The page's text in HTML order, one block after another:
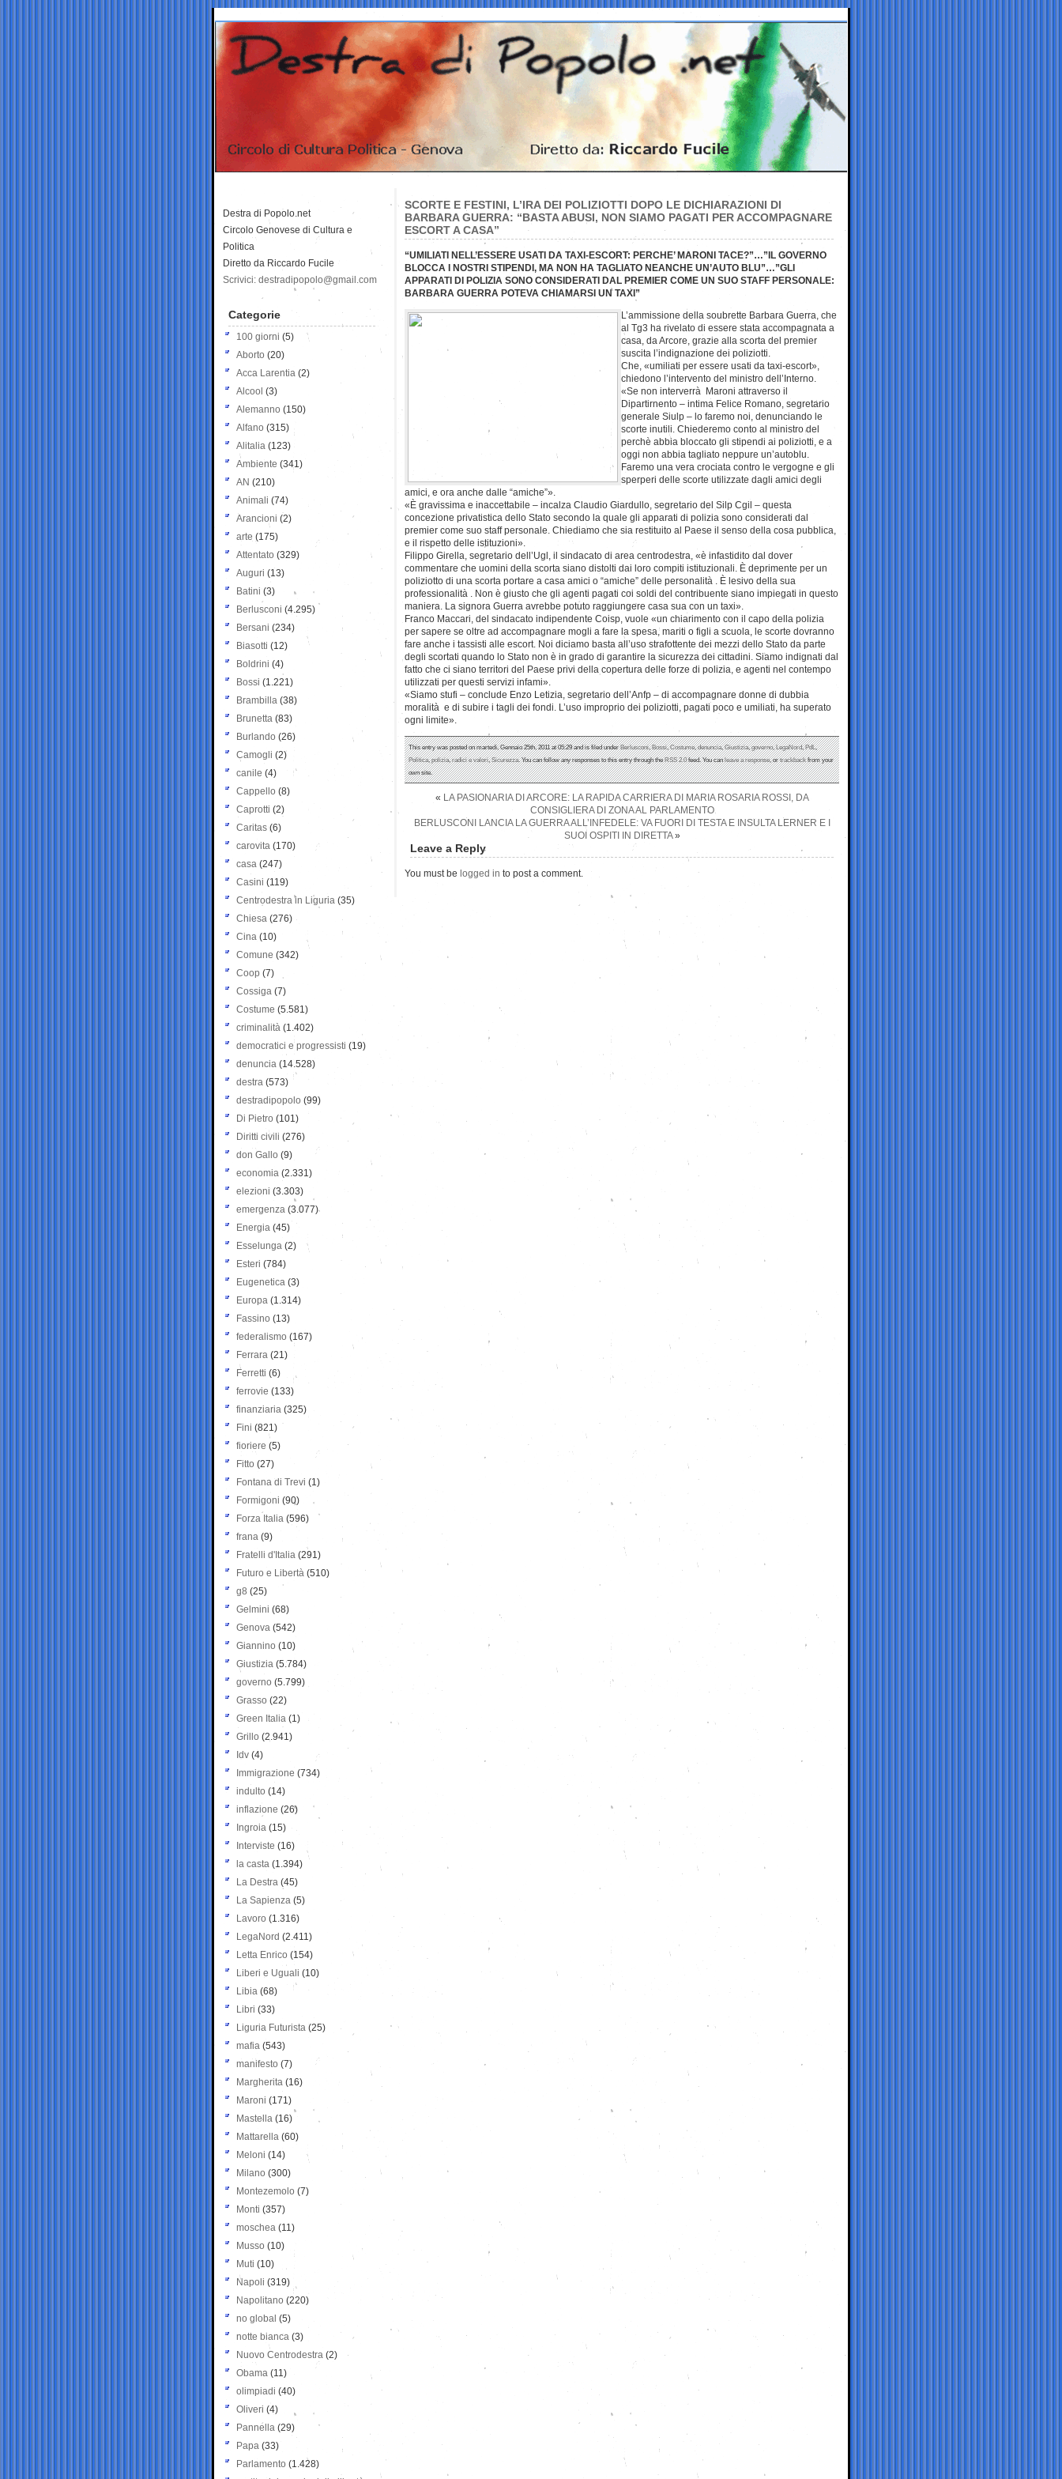
SCORTE E FESTINI, L’IRA DEI POLIZIOTTI DOPO LE DICHIARAZIONI DI
BARBARA GUERRA: “BASTA ABUSI, NON SIAMO PAGATI PER ACCOMPAGNARE
ESCORT A CASA”
“UMILIATI NELL’ESSERE USATI DA TAXI-ESCORT: PERCHE’ MARONI TACE?”…”IL GOVERNO
BLOCCA I NOSTRI STIPENDI, MA NON HA TAGLIATO NEANCHE UN’AUTO BLU”…”GLI
APPARATI DI POLIZIA SONO CONSIDERATI DAL PREMIER COME UN SUO STAFF PERSONALE:
BARBARA GUERRA POTEVA CHIAMARSI UN TAXI”
L’ammissione della soubrette Barbara Guerra, che
al Tg3 ha rivelato di essere stata accompagnata a
casa, da Arcore, grazie alla scorta del premier
suscita l’indignazione dei poliziotti.
Che, «umiliati per essere usati da taxi-escort»,
chiedono l’intervento del ministro dell’Interno.
«Se non interverrà Maroni attraverso il
Dipartirnento – intima Felice Romano, segretario
generale Siulp – lo faremo noi, denunciando le
scorte inutili. Chiederemo conto al ministro del
perchè abbia bloccato gli stipendi ai poliziotti, e a
oggi non abbia tagliato neppure un’autoblu.
Faremo una vera crociata contro le vergogne e gli
sperperi delle scorte utilizzate dagli amici degli
amici, e ora anche dalle “amiche”».
«È gravissima e inaccettabile – incalza Claudio Giardullo, segretario del Silp Cgil – questa
concezione privatistica dello Stato secondo la quale gli apparati di polizia sono considerati dal
premier come suo staff personale. Chiediamo che sia restituito al Paese il senso della cosa pubblica,
e il rispetto delle istituzioni».
Filippo Girella, segretario dell’Ugl, il sindacato di area centrodestra, «è infastidito dal dover
commentare che uomini della scorta siano distolti dai loro compiti istituzionali. È deprimente per un
poliziotto di una scorta portare a casa amici o “amiche” delle personalità . È lesivo della sua
professionalità . Non è giusto che gli agenti pagati coi soldi del contribuente siano impiegati in questo
maniera. La signora Guerra avrebbe potuto raggiungere casa sua con un taxi».
Franco Maccari, del sindacato indipendente Coisp, vuole «un chiarimento con il capo della polizia
per sapere se oltre ad accompagnare mogli a fare la spesa, mariti o figli a scuola, le scorte dovranno
fare anche i tassisti alle escort. Noi diciamo basta all’uso strafottente dei mezzi dello Stato da parte
degli scortati quando lo Stato non è in grado di garantire la sicurezza dei cittadini. Siamo indignati dal
fatto che ci siano territori del Paese privi della copertura delle forze di polizia, e agenti nel contempo
utilizzati per questi servizi infami».
«Siamo stufi – conclude Enzo Letizia, segretario dell’Anfp – di accompagnare donne di dubbia
moralità e di subire i tagli dei fondi. L’uso improprio dei poliziotti, pagati poco e umiliati, ha superato
ogni limite».
This entry was posted on martedì, Gennaio 25th, 2011 at 05:29 and is filed underBerlusconi,Bossi,Costume,denuncia,Giustizia,governo,LegaNord,PdL,
Politica,polizia,radici e valori,Sicurezza. You can follow any responses to this entry through theRSS 2.0feed. You canleave a response, ortrackbackfrom your
own site.
« LA PASIONARIA DI ARCORE: LA RAPIDA CARRIERA DI MARIA ROSARIA ROSSI, DA
CONSIGLIERA DI ZONA AL PARLAMENTO
BERLUSCONI LANCIA LA GUERRA ALL’INFEDELE: VA FUORI DI TESTA E INSULTA LERNER E I
SUOI OSPITI IN DIRETTA»
Leave a Reply
You must be logged in to post a comment.
Destra di Popolo.net
Circolo Genovese di Cultura e
Politica
Diretto da Riccardo Fucile
Scrivici: destradipopolo@gmail.com
Categorie
100 giorni (5)
Aborto (20)
Acca Larentia (2)
Alcool (3)
Alemanno (150)
Alfano (315)
Alitalia (123)
Ambiente (341)
AN (210)
Animali (74)
Arancioni (2)
arte (175)
Attentato (329)
Auguri (13)
Batini (3)
Berlusconi (4.295)
Bersani (234)
Biasotti (12)
Boldrini (4)
Bossi (1.221)
Brambilla (38)
Brunetta (83)
Burlando (26)
Camogli (2)
canile (4)
Cappello (8)
Caprotti (2)
Caritas (6)
carovita (170)
casa (247)
Casini (119)
Centrodestra in Liguria (35)
Chiesa (276)
Cina (10)
Comune (342)
Coop (7)
Cossiga (7)
Costume (5.581)
criminalità (1.402)
democratici e progressisti (19)
denuncia (14.528)
destra (573)
destradipopolo (99)
Di Pietro (101)
Diritti civili (276)
don Gallo (9)
economia (2.331)
elezioni (3.303)
emergenza (3.077)
Energia (45)
Esselunga (2)
Esteri (784)
Eugenetica (3)
Europa (1.314)
Fassino (13)
federalismo (167)
Ferrara (21)
Ferretti (6)
ferrovie (133)
finanziaria (325)
Fini (821)
fioriere (5)
Fitto (27)
Fontana di Trevi (1)
Formigoni (90)
Forza Italia (596)
frana (9)
Fratelli d'Italia (291)
Futuro e Libertà (510)
g8 (25)
Gelmini (68)
Genova (542)
Giannino (10)
Giustizia (5.784)
governo (5.799)
Grasso (22)
Green Italia (1)
Grillo (2.941)
Idv (4)
Immigrazione (734)
indulto (14)
inflazione (26)
Ingroia (15)
Interviste (16)
la casta (1.394)
La Destra (45)
La Sapienza (5)
Lavoro (1.316)
LegaNord (2.411)
Letta Enrico (154)
Liberi e Uguali (10)
Libia (68)
Libri (33)
Liguria Futurista (25)
mafia (543)
manifesto (7)
Margherita (16)
Maroni (171)
Mastella (16)
Mattarella (60)
Meloni (14)
Milano (300)
Montezemolo (7)
Monti (357)
moschea (11)
Musso (10)
Muti (10)
Napoli (319)
Napolitano (220)
no global (5)
notte bianca (3)
Nuovo Centrodestra (2)
Obama (11)
olimpiadi (40)
Oliveri (4)
Pannella (29)
Papa (33)
Parlamento (1.428)